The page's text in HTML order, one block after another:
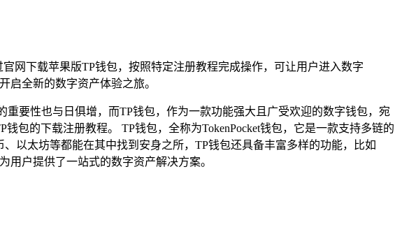
网下载苹果版TP钱包，按照特定注册教程完成操作，可让用户进入数字
启全新的数字资产体验之旅。
要性也与日俱增，而TP钱包，作为一款功能强大且广受欢迎的数字钱包，宛
包的下载注册教程。 TP钱包，全称为TokenPocket钱包，它是一款支持多链的
以太坊等都能在其中找到安身之所，TP钱包还具备丰富多样的功能，比如
户提供了一站式的数字资产解决方案。